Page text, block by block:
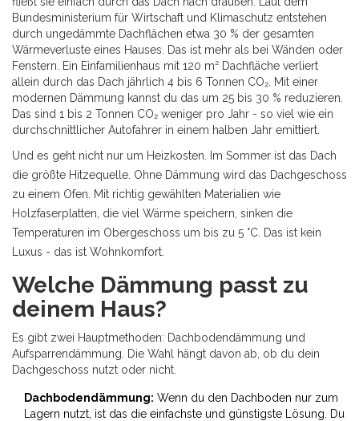
Bundesministerium für Wirtschaft und Klimaschutz entstehen
durch ungedämmte Dachflächen etwa 30 % der gesamten
Wärmeverluste eines Hauses. Das ist mehr als bei Wänden oder
Fenstern. Ein Einfamilienhaus mit 120 m² Dachfläche verliert
allein durch das Dach jährlich 4 bis 6 Tonnen CO₂. Mit einer
modernen Dämmung kannst du das um 25 bis 30 % reduzieren.
Das sind 1 bis 2 Tonnen CO₂ weniger pro Jahr - so viel wie ein
durchschnittlicher Autofahrer in einem halben Jahr emittiert.
Und es geht nicht nur um Heizkosten. Im Sommer ist das Dach
die größte Hitzequelle. Ohne Dämmung wird das Dachgeschoss
zu einem Ofen. Mit richtig gewählten Materialien wie
Holzfaserplatten, die viel Wärme speichern, sinken die
Temperaturen im Obergeschoss um bis zu 5 °C. Das ist kein
Luxus - das ist Wohnkomfort.
Welche Dämmung passt zu
deinem Haus?
Es gibt zwei Hauptmethoden: Dachbodendämmung und
Aufsparrendämmung. Die Wahl hängt davon ab, ob du dein
Dachgeschoss nutzt oder nicht.
Dachbodendämmung: Wenn du den Dachboden nur zum
Lagern nutzt, ist das die einfachste und günstigste Lösung. Du